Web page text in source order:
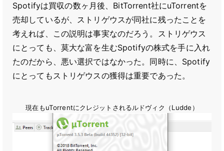
Spotifyは買収の数ヶ月後、BitTorrent社にuTorrentを
売却しているが、ストリゲウスが同社に残ったことを
考えれば、この説明は事実なのだろう。ストリゲウス
にとっても、莫大な富を生むSpotifyの株式を手に入れ
たのだから、悪い選択ではなかった。同時に、Spotify
にとってもストリゲウスの獲得は重要であった。
現在もuTorrentにクレジットされるルドヴィク（Ludde）